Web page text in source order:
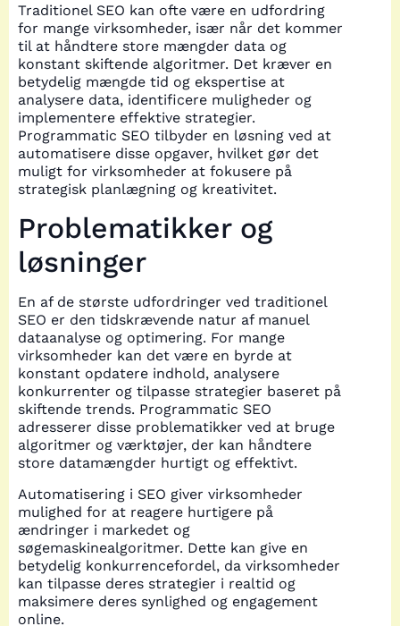
Traditionel SEO kan ofte være en udfordring
for mange virksomheder, især når det kommer
til at håndtere store mængder data og
konstant skiftende algoritmer. Det kræver en
betydelig mængde tid og ekspertise at
analysere data, identificere muligheder og
implementere effektive strategier.
Programmatic SEO tilbyder en løsning ved at
automatisere disse opgaver, hvilket gør det
muligt for virksomheder at fokusere på
strategisk planlægning og kreativitet.
Problematikker og
løsninger
En af de største udfordringer ved traditionel
SEO er den tidskrævende natur af manuel
dataanalyse og optimering. For mange
virksomheder kan det være en byrde at
konstant opdatere indhold, analysere
konkurrenter og tilpasse strategier baseret på
skiftende trends. Programmatic SEO
adresserer disse problematikker ved at bruge
algoritmer og værktøjer, der kan håndtere
store datamængder hurtigt og effektivt.
Automatisering i SEO giver virksomheder
mulighed for at reagere hurtigere på
ændringer i markedet og
søgemaskinealgoritmer. Dette kan give en
betydelig konkurrencefordel, da virksomheder
kan tilpasse deres strategier i realtid og
maksimere deres synlighed og engagement
online.